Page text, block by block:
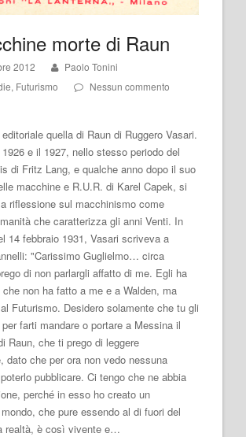
morte di Raun
2012
Paolo Tonini
, Futurismo Nessun commento
quella di Raun di Ruggero Vasari.
e il 1927, nello stesso periodo del
di Fritz Lang, e qualche anno dopo il suo
macchine e R.U.R. di Karel Capek, si
riflessione sul macchinismo come
che caratterizza gli anni Venti. In
14 febbraio 1931, Vasari scriveva a
"Carissimo Guglielmo… circa
di non parlargli affatto di me. Egli ha
non ha fatto a me e a Walden, ma
Futurismo. Desidero solamente che tu gli
farti mandare o portare a Messina il
Raun, che ti prego di leggere
dato che per ora non vedo nessuna
pubblicare. Ci tengo che ne abbia
perché in esso ho creato un
che pure essendo al di fuori del
realtà, è così vivente e…